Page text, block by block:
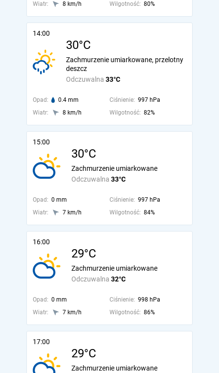
Wiatr:
8 km/h Wilgotność: 80%
14:00
30°C
Odczuwalna 33°C
Zachmurzenie umiarkowane, przelotny
deszcz
Opad: 0.4 mm Ciśnienie: 997 hPa
Wiatr:
8 km/h Wilgotność: 82%
15:00
30°C
Odczuwalna 33°C
Zachmurzenie umiarkowane
Opad: 0 mm Ciśnienie: 997 hPa
Wiatr:
7 km/h Wilgotność: 84%
16:00
29°C
Odczuwalna 32°C
Zachmurzenie umiarkowane
Opad: 0 mm Ciśnienie: 998 hPa
Wiatr:
7 km/h Wilgotność: 86%
17:00
29°C
Zachmurzenie umiarkowane